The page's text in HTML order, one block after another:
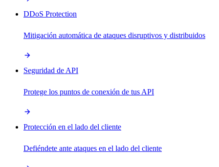
DDoS Protection
Mitigación automática de ataques disruptivos y distribuidos
Seguridad de API
Protege los puntos de conexión de tus API
Protección en el lado del cliente
Defiéndete ante ataques en el lado del cliente